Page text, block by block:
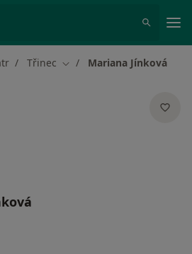
Třinec Změna města
Mariana Jínková